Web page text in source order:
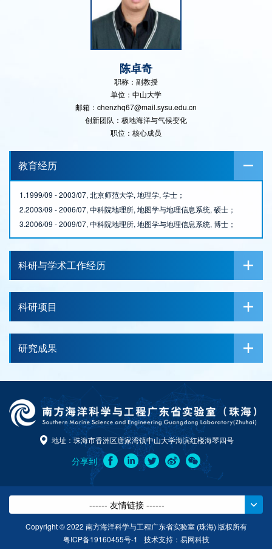
陈卓奇
职称：副教授
单位：中山大学
邮箱：chenzhq67@mail.sysu.edu.cn
创新团队：极地海洋与气候变化
职位：核心成员
教育经历
1.1999/09 - 2003/07, 北京师范大学, 地理学, 学士；
2.2003/09 - 2006/07, 中科院地理所, 地图学与地理信息系统, 硕士；
3.2006/09 - 2009/07, 中科院地理所, 地图学与地理信息系统, 博士；
科研与学术工作经历
科研项目
研究成果
地址：珠海市香洲区唐家湾镇中山大学海滨红楼海琴四号
分享到
------ 友情链接 ------
Copyright © 2022 南方海洋科学与工程广东省实验室 (珠海) 版权所有
粤ICP备19160455号-1
技术支持： 易网科技